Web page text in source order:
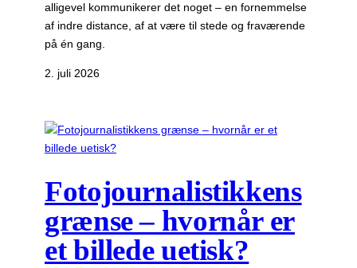
alligevel kommunikerer det noget – en fornemmelse
af indre distance, af at være til stede og fraværende
på én gang.
2. juli 2026
Fotojournalistikkens
grænse – hvornår er
et billede uetisk?